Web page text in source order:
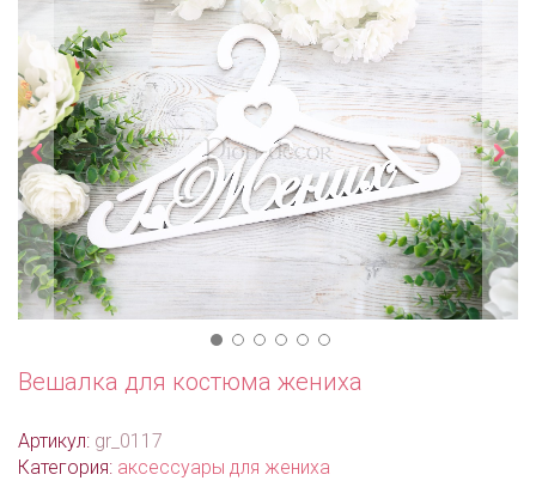
Вешалка для костюма жениха
Артикул: gr_0117
Категория: аксессуары для жениха